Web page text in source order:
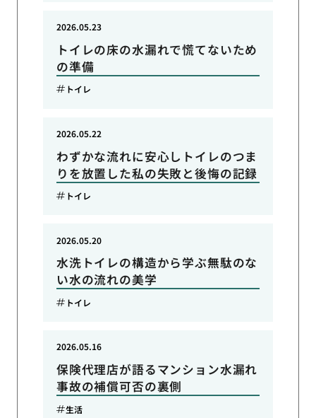
トイレの床の水漏れで慌てないため
の準備
2026.05.23
トイレ
わずかな流れに安心しトイレのつま
りを放置した私の失敗と後悔の記録
2026.05.22
トイレ
水洗トイレの構造から学ぶ無駄のな
い水の流れの美学
2026.05.20
トイレ
保険代理店が語るマンション水漏れ
事故の補償可否の裏側
2026.05.16
生活